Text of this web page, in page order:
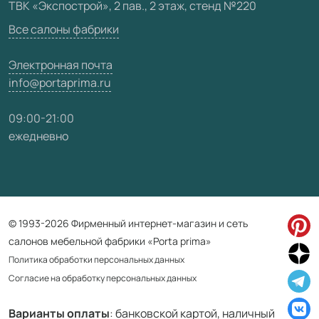
Карта сайта
ТВК «Экспострой», 2 пав., 2 этаж, стенд №220
Все салоны фабрики
Электронная почта
info@portaprima.ru
09:00-21:00
ежедневно
© 1993-2026 Фирменный интернет-магазин и сеть
салонов мебельной фабрики «Porta prima»
Политика обработки персональных данных
Согласие на обработку персональных данных
Варианты оплаты: банковской картой, наличный